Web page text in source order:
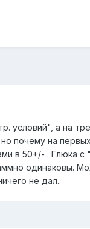
условий", а на
почему на
в 50+/- . Глюка
одинаковы.
не дал..